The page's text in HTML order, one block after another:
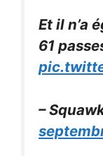
Et il n’a
61
–